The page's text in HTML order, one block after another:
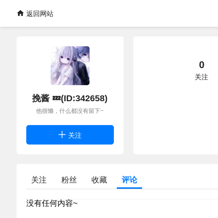
返回网站
挽酱 💤(ID:342658)
他很懒，什么都没有留下~
关注
0
关注
关注 粉丝 收藏 评论
没有任何内容~